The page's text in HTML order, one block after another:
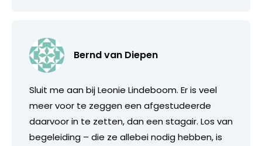
Bernd van Diepen
Sluit me aan bij Leonie Lindeboom. Er is veel
meer voor te zeggen een afgestudeerde
daarvoor in te zetten, dan een stagair. Los van
begeleiding – die ze allebei nodig hebben, is